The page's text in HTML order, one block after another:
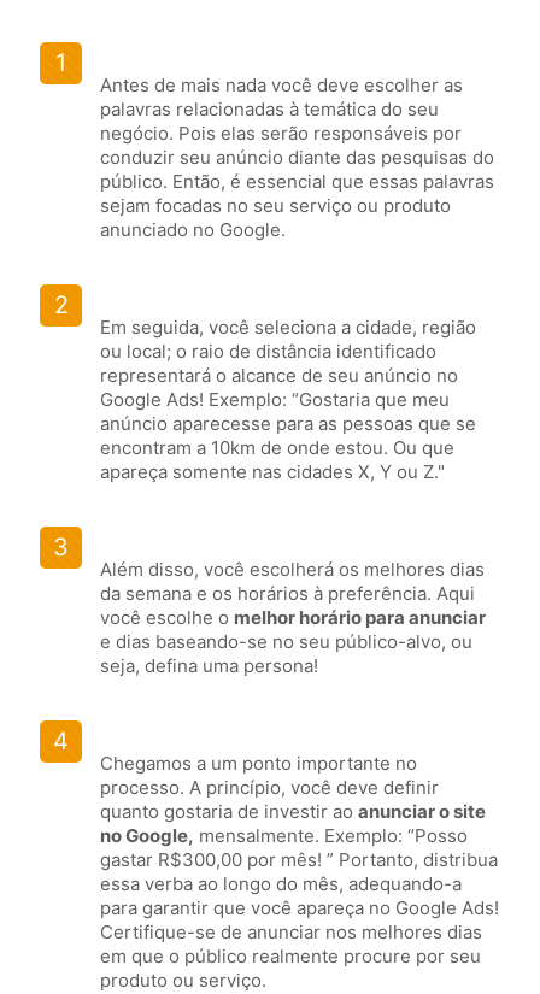
1
Antes de mais nada você deve escolher as
palavras relacionadas à temática do seu
negócio. Pois elas serão responsáveis por
conduzir seu anúncio diante das pesquisas do
público. Então, é essencial que essas palavras
sejam focadas no seu serviço ou produto
anunciado no Google.
2
Em seguida, você seleciona a cidade, região
ou local; o raio de distância identificado
representará o alcance de seu anúncio no
Google Ads! Exemplo: “Gostaria que meu
anúncio aparecesse para as pessoas que se
encontram a 10km de onde estou. Ou que
apareça somente nas cidades X, Y ou Z."
3
Além disso, você escolherá os melhores dias
da semana e os horários à preferência. Aqui
você escolhe o melhor horário para anunciar
e dias baseando-se no seu público-alvo, ou
seja, defina uma persona!
4
Chegamos a um ponto importante no
processo. A princípio, você deve definir
quanto gostaria de investir ao anunciar o site
no Google, mensalmente. Exemplo: “Posso
gastar R$300,00 por mês! ” Portanto, distribua
essa verba ao longo do mês, adequando-a
para garantir que você apareça no Google Ads!
Certifique-se de anunciar nos melhores dias
em que o público realmente procure por seu
produto ou serviço.